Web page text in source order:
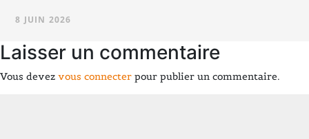
8 JUIN 2026
Laisser un commentaire
Vous devez vous connecter pour publier un commentaire.